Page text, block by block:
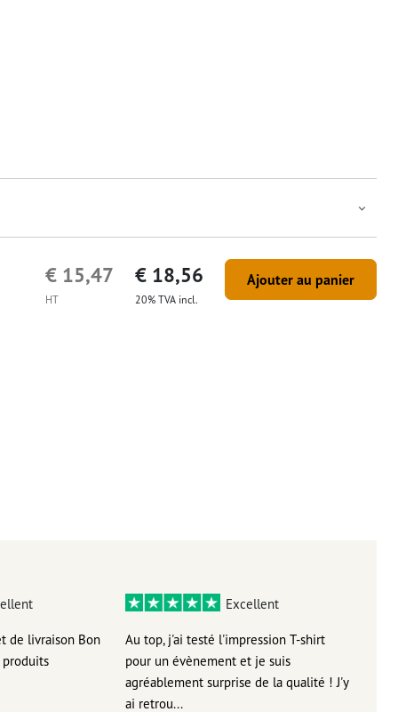
HT
€ 15,47
20% TVA incl.
€ 18,56 Ajouter au panier
de livraison Bon
Excellent
Au top, j'ai testé l'impression T-shirt
pour un évènement et je suis
agréablement surprise de la qualité ! J'y
ai retrou...